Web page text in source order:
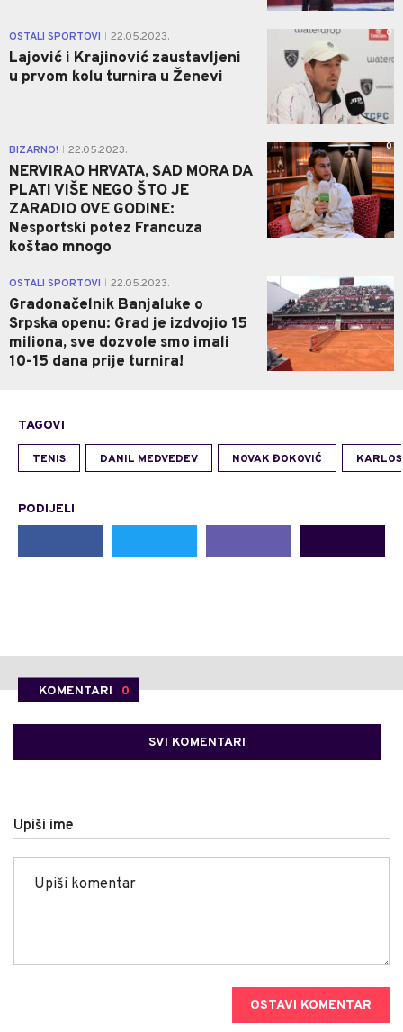
OSTALI SPORTOVI 22.05.2023.
Lajović i Krajinović zaustavljeni
u prvom kolu turnira u Ženevi
0
BIZARNO! 22.05.2023.
NERVIRAO HRVATA, SAD MORA DA
PLATI VIŠE NEGO ŠTO JE
ZARADIO OVE GODINE:
Nesportski potez Francuza
koštao mnogo
0
OSTALI SPORTOVI 22.05.2023.
Gradonačelnik Banjaluke o
Srpska openu: Grad je izdvojio 15
miliona, sve dozvole smo imali
10-15 dana prije turnira!
TAGOVI
TENIS DANIL MEDVEDEV NOVAK ĐOKOVIĆ
PODIJELI
KOMENTARI 0
SVI KOMENTARI
Upiši ime
OSTAVI KOMENTAR